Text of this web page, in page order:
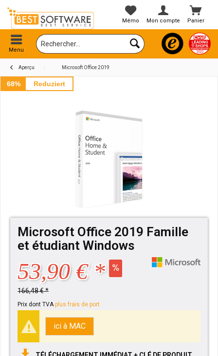
Panier
Mémo Mon compte
Menu
Aperçu Microsoft Office 2019
68% Reduziert
Microsoft Office 2019 Famille
et étudiant Windows
53,90 € *
166,48 € *
Prix dont TVAplus frais de port
ici à MAC